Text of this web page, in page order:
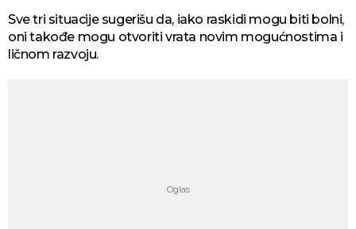
Sve tri situacije sugerišu da, iako raskidi mogu biti bolni,
oni takođe mogu otvoriti vrata novim mogućnostima i
ličnom razvoju.